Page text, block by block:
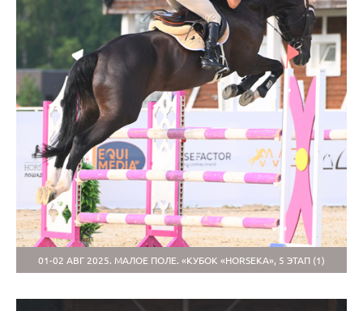
01-02 АВГ 2025. МАЛОЕ ПОЛЕ. «КУБОК «HORSEKA», 5 ЭТАП (1)